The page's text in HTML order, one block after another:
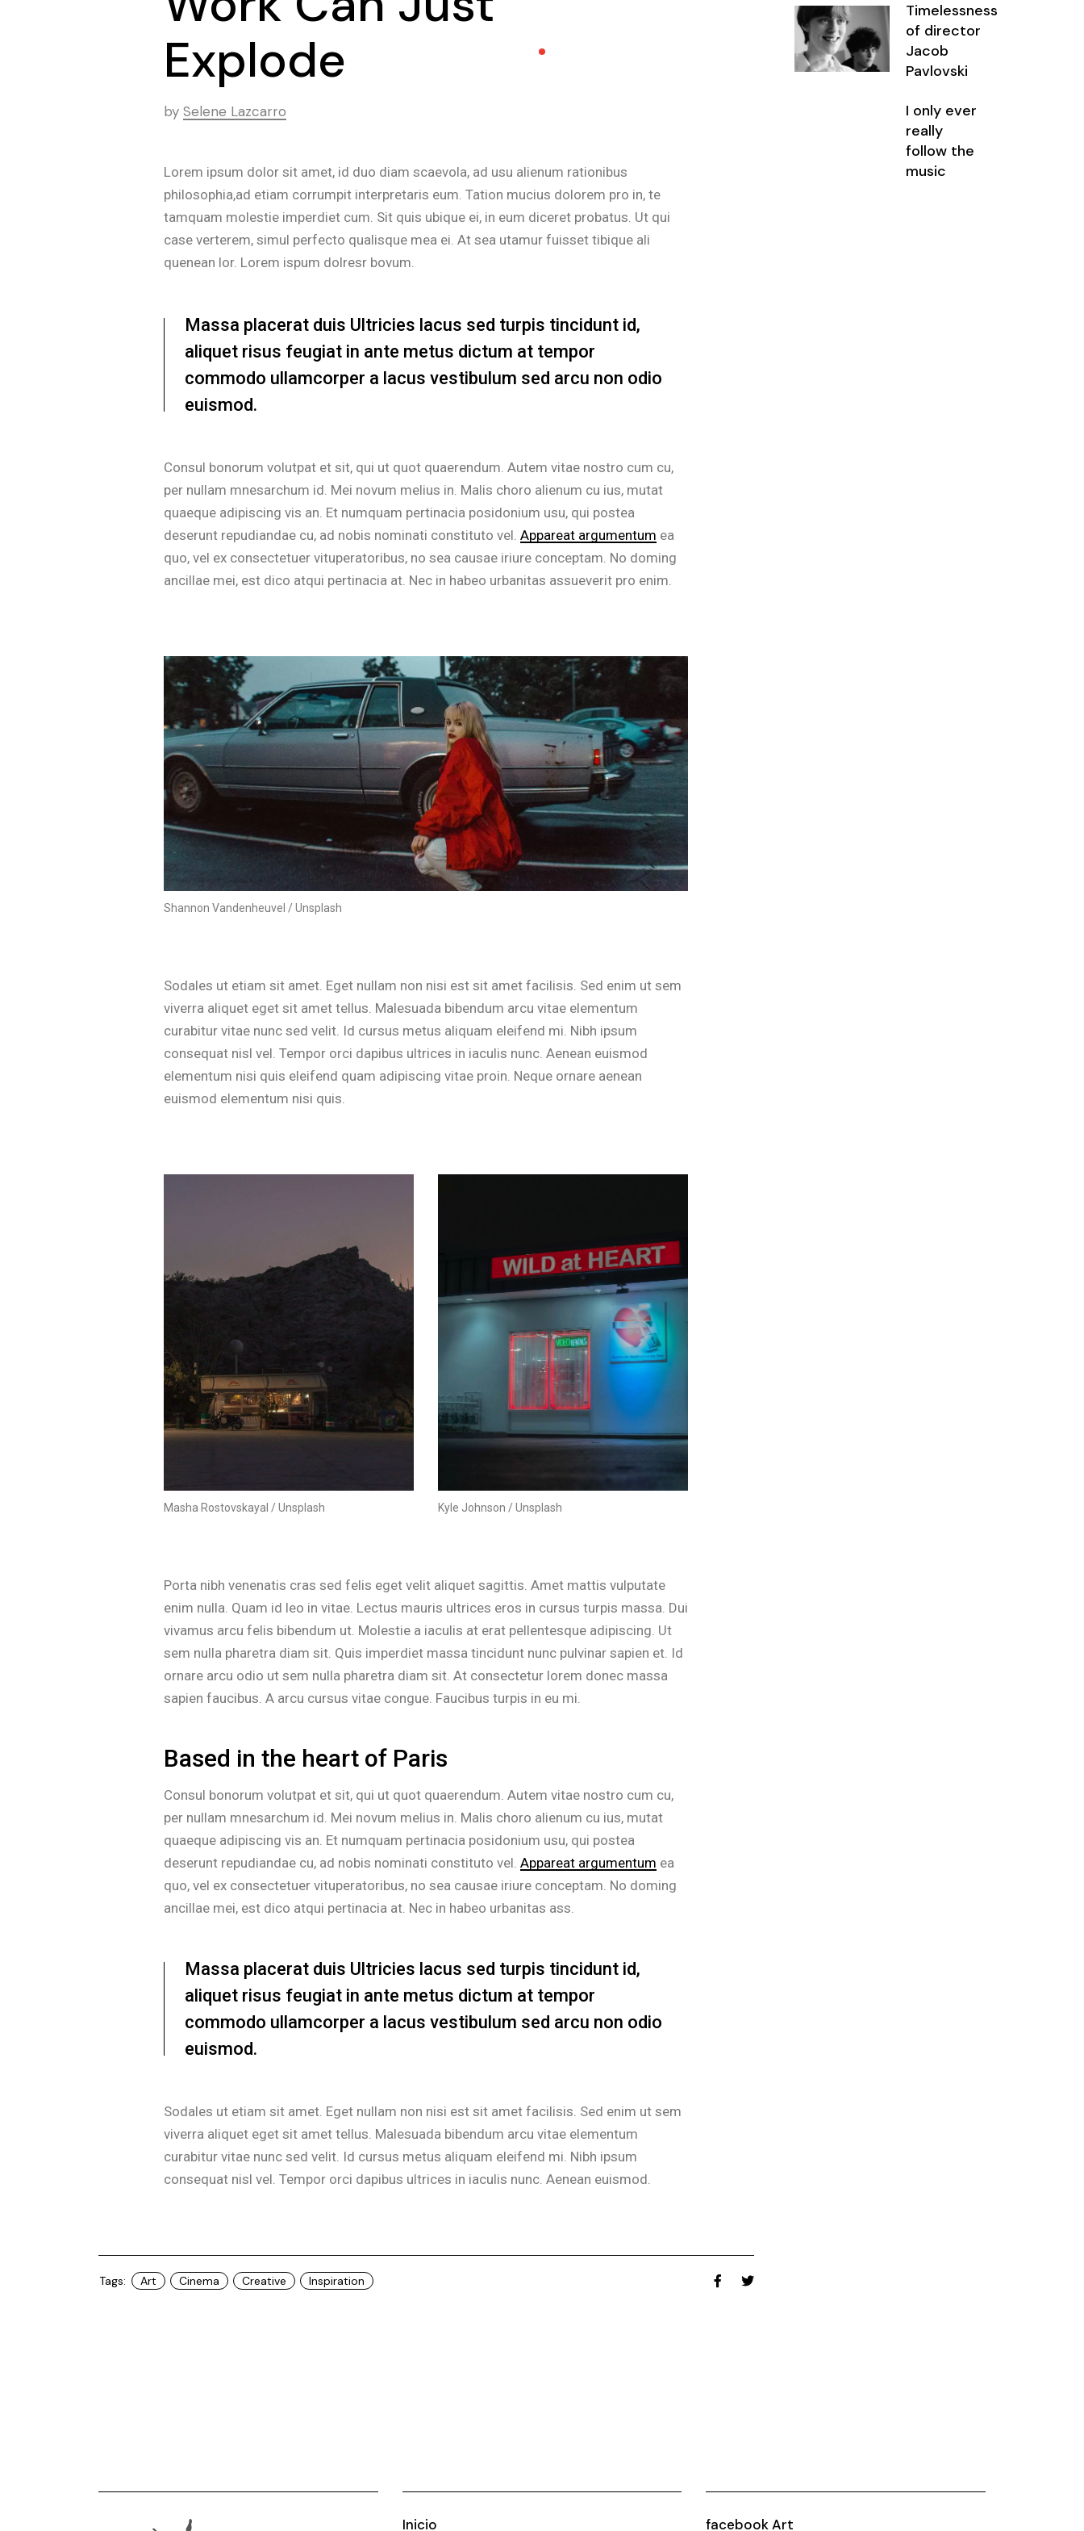
Explode
by Selene Lazcarro
Lorem ipsum dolor sit amet, id duo diam scaevola, ad usu alienum rationibus
philosophia,ad etiam corrumpit interpretaris eum. Tation mucius dolorem pro in, te
tamquam molestie imperdiet cum. Sit quis ubique ei, in eum diceret probatus. Ut qui
case verterem, simul perfecto qualisque mea ei. At sea utamur fuisset tibique ali
quenean lor. Lorem ispum dolresr bovum.
Massa placerat duis Ultricies lacus sed turpis tincidunt id,
aliquet risus feugiat in ante metus dictum at tempor
commodo ullamcorper a lacus vestibulum sed arcu non odio
euismod.
Consul bonorum volutpat et sit, qui ut quot quaerendum. Autem vitae nostro cum cu,
per nullam mnesarchum id. Mei novum melius in. Malis choro alienum cu ius, mutat
quaeque adipiscing vis an. Et numquam pertinacia posidonium usu, qui postea
deserunt repudiandae cu, ad nobis nominati constituto vel.Appareat argumentum ea
quo, vel ex consectetuer vituperatoribus, no sea causae iriure conceptam. No doming
ancillae mei, est dico atqui pertinacia at. Nec in habeo urbanitas assueverit pro enim.
Shannon Vandenheuvel / Unsplash
Sodales ut etiam sit amet. Eget nullam non nisi est sit amet facilisis. Sed enim ut sem
viverra aliquet eget sit amet tellus. Malesuada bibendum arcu vitae elementum
curabitur vitae nunc sed velit. Id cursus metus aliquam eleifend mi. Nibh ipsum
consequat nisl vel. Tempor orci dapibus ultrices in iaculis nunc. Aenean euismod
elementum nisi quis eleifend quam adipiscing vitae proin. Neque ornare aenean
euismod elementum nisi quis.
Masha Rostovskayal / Unsplash Kyle Johnson / Unsplash
Porta nibh venenatis cras sed felis eget velit aliquet sagittis. Amet mattis vulputate
enim nulla. Quam id leo in vitae. Lectus mauris ultrices eros in cursus turpis massa. Dui
vivamus arcu felis bibendum ut. Molestie a iaculis at erat pellentesque adipiscing. Ut
sem nulla pharetra diam sit. Quis imperdiet massa tincidunt nunc pulvinar sapien et. Id
ornare arcu odio ut sem nulla pharetra diam sit. At consectetur lorem donec massa
sapien faucibus. A arcu cursus vitae congue. Faucibus turpis in eu mi.
Based in the heart of Paris
Consul bonorum volutpat et sit, qui ut quot quaerendum. Autem vitae nostro cum cu,
per nullam mnesarchum id. Mei novum melius in. Malis choro alienum cu ius, mutat
quaeque adipiscing vis an. Et numquam pertinacia posidonium usu, qui postea
deserunt repudiandae cu, ad nobis nominati constituto vel.Appareat argumentum ea
quo, vel ex consectetuer vituperatoribus, no sea causae iriure conceptam. No doming
ancillae mei, est dico atqui pertinacia at. Nec in habeo urbanitas ass.
Massa placerat duis Ultricies lacus sed turpis tincidunt id,
aliquet risus feugiat in ante metus dictum at tempor
commodo ullamcorper a lacus vestibulum sed arcu non odio
euismod.
Sodales ut etiam sit amet. Eget nullam non nisi est sit amet facilisis. Sed enim ut sem
viverra aliquet eget sit amet tellus. Malesuada bibendum arcu vitae elementum
curabitur vitae nunc sed velit. Id cursus metus aliquam eleifend mi. Nibh ipsum
consequat nisl vel. Tempor orci dapibus ultrices in iaculis nunc. Aenean euismod.
Tags: Art Cinema Creative Inspiration
Timelessness
of director
Jacob
Pavlovski
I only ever
really
follow the
music
Inicio facebook Art